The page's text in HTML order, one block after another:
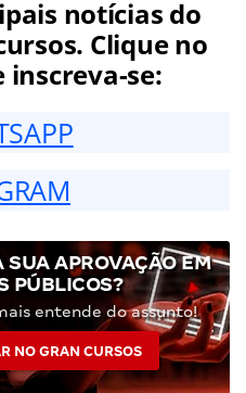
notícias do
Clique no
inscreva-se:
SUA APROVAÇÃO EM
PÚBLICOS?
entende do assunto!
NO GRAN CURSOS